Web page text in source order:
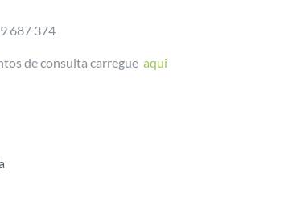
374
de consulta carregueaqui